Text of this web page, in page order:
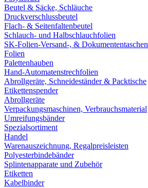
Beutel & Säcke, Schläuche
Druckverschlussbeutel
Flach- & Seitenfaltenbeutel
Schlauch- und Halbschlauchfolien
SK-Folien-Versand-, & Dokumententaschen
Folien
Palettenhauben
Hand-Automatenstrechfolien
Abrollgeräte, Schneideständer & Packtische
Etikettenspender
Abrollgeräte
Verpackungsmaschinen, Verbrauchsmaterial
Umreifungsbänder
Spezialsortiment
Handel
Warenauszeichnung, Regalpreisleisten
Polyesterbindebänder
Splintenapparate und Zubehör
Etiketten
Kabelbinder